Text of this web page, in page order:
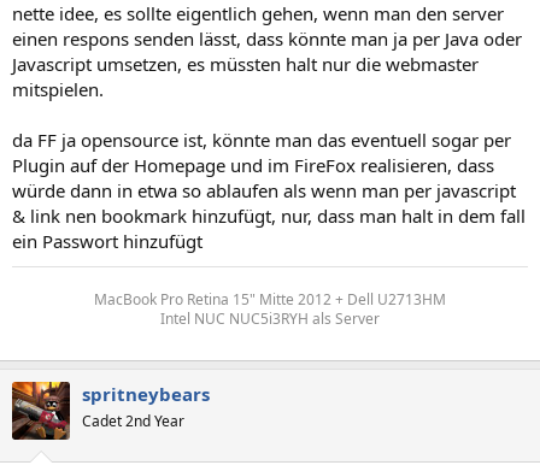
nette idee, es sollte eigentlich gehen, wenn man den server
einen respons senden lässt, dass könnte man ja per Java oder
Javascript umsetzen, es müssten halt nur die webmaster
mitspielen.
da FF ja opensource ist, könnte man das eventuell sogar per
Plugin auf der Homepage und im FireFox realisieren, dass
würde dann in etwa so ablaufen als wenn man per javascript
& link nen bookmark hinzufügt, nur, dass man halt in dem fall
ein Passwort hinzufügt
MacBook Pro Retina 15" Mitte 2012 + Dell U2713HM
Intel NUC NUC5i3RYH als Server
spritneybears
Cadet 2nd Year